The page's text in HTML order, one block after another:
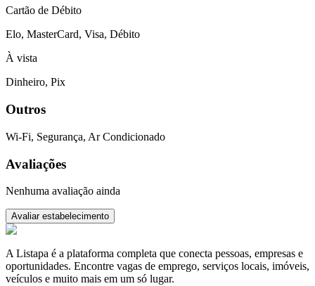
Cartão de Débito
Elo, MasterCard, Visa, Débito
À vista
Dinheiro, Pix
Outros
Wi-Fi, Segurança, Ar Condicionado
Avaliações
Nenhuma avaliação ainda
Avaliar estabelecimento
A Listapa é a plataforma completa que conecta pessoas, empresas e
oportunidades. Encontre vagas de emprego, serviços locais, imóveis,
veículos e muito mais em um só lugar.